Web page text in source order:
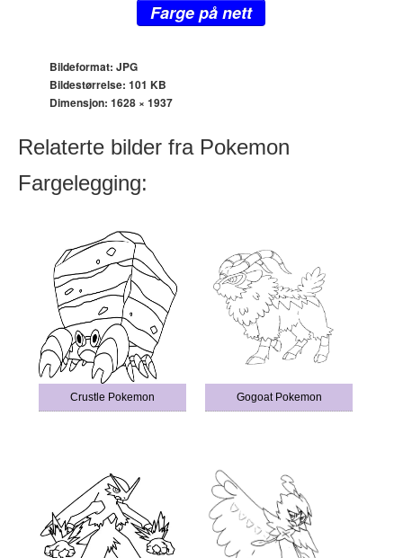
Farge på nett
Bildeformat: JPG
Bildestørrelse: 101 KB
Dimensjon: 1628 × 1937
Relaterte bilder fra Pokemon
Fargelegging:
Crustle Pokemon Gogoat Pokemon